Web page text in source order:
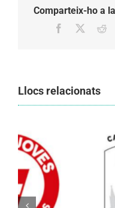
Comparteix-ho a
Facebook
Llocs relacionats